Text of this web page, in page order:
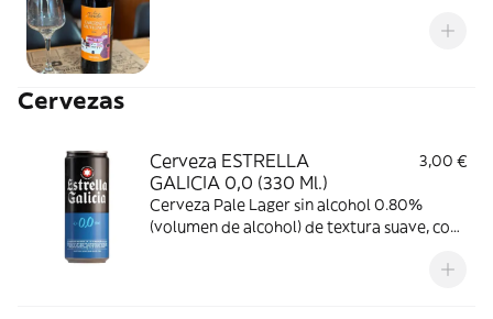
Cervezas
Cerveza ESTRELLA
GALICIA 0,0 (330 Ml.)
3,00 €
Cerveza Pale Lager sin alcohol 0.80%
(volumen de alcohol) de textura suave, con